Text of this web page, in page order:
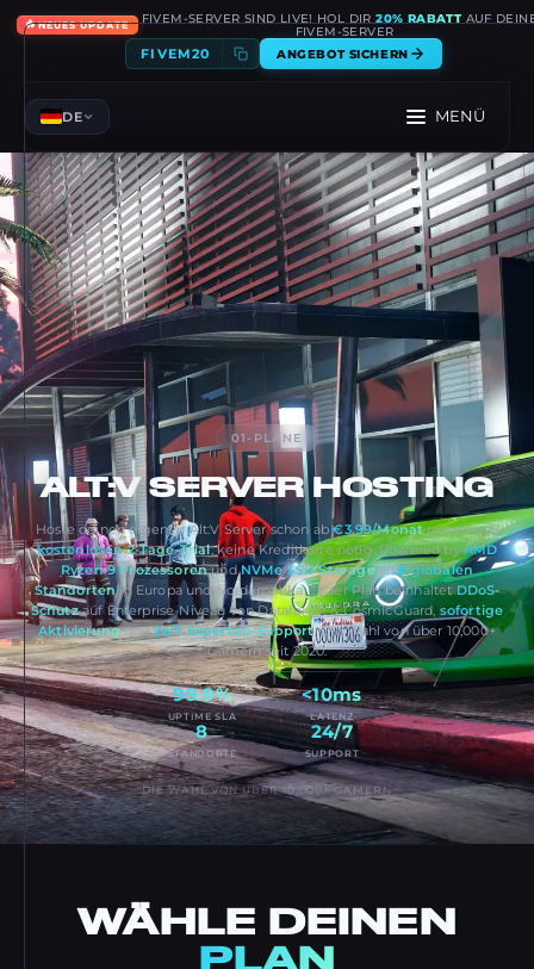
🔥NEUES UPDATE FIVEM-SERVER SIND LIVE! HOL DIR20% RABATT AUF
FIVEM-SERVER
FIVEM20 ANGEBOT SICHERN
DE MENÜ
01- PLÄNE
ALT:V SERVER HOSTING
Hoste deinen eigenen Alt:V Server schon ab€3.99/Monatmit einem
kostenlosen 2-Tage-Trial, keine Kreditkarte nötig. Powered byAMD
Ryzen 9 ProzessorenundNVMe SSD Storage an8 globalen
Standortenin Europa und Nordamerika. Jeder Plan beinhaltetDDoS-
Schutzauf Enterprise-Niveau von Dataforest & CosmicGuard, sofortige
Aktivierungund24/7 Experten-Support. Die Wahl von über 10,000+
Gamern seit 2020.
99.9%
UPTIME SLA
<10ms
LATENZ
8
STANDORTE
24/7
SUPPORT
DIE WAHL VON ÜBER 10,000+ GAMERN
WÄHLE DEINEN
PLAN